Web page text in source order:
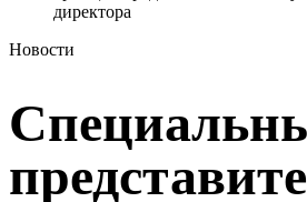
директора
Новости